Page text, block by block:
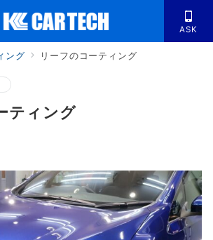
ASK
ング リーフのコーティング
ティング